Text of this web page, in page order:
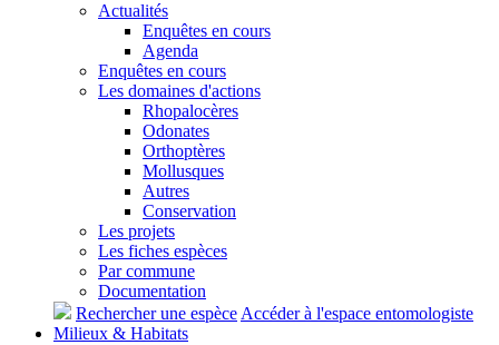
Actualités
Enquêtes en cours
Agenda
Enquêtes en cours
Les domaines d'actions
Rhopalocères
Odonates
Orthoptères
Mollusques
Autres
Conservation
Les projets
Les fiches espèces
Par commune
Documentation
Rechercher une espèce Accéder à l'espace entomologiste
Milieux & Habitats